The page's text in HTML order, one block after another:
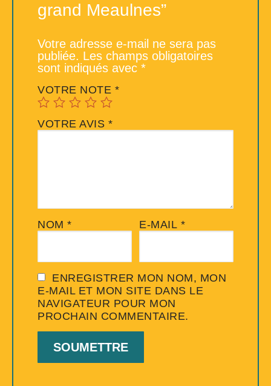
grand Meaulnes”
Votre adresse e-mail ne sera pas
publiée. Les champs obligatoires
sont indiqués avec *
VOTRE NOTE *
VOTRE AVIS *
NOM * E-MAIL *
ENREGISTRER MON NOM, MON
E-MAIL ET MON SITE DANS LE
NAVIGATEUR POUR MON
PROCHAIN COMMENTAIRE.